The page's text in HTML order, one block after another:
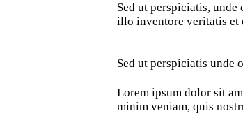
Sed ut perspiciatis, unde
illo inventore veritatis et
Sed ut perspiciatis unde
Lorem ipsum dolor sit
minim veniam, quis